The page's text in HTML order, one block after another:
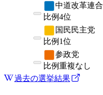
中道改革連合
比例4位
国民民主党
比例 1位
参政党
比例重複なし
過去の選挙結果